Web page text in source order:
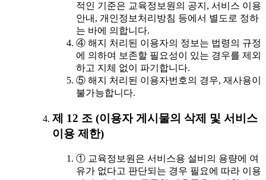
적인 기준은 교육정보원의 공지, 서비스 이용
안내, 개인정보처리방침 등에서 별도로 정하
는 바에 의합니다.
④ 해지 처리된 이용자의 정보는 법령의 규정
에 의하여 보존할 필요성이 있는 경우를 제외
하고 지체 없이 파기합니다.
⑤ 해지 처리된 이용자번호의 경우, 재사용이
불가능합니다.
제 12 조 (이용자 게시물의 삭제 및 서비스
이용 제한)
① 교육정보원은 서비스용 설비의 용량에 여
유가 없다고 판단되는 경우 필요에 따라 이용